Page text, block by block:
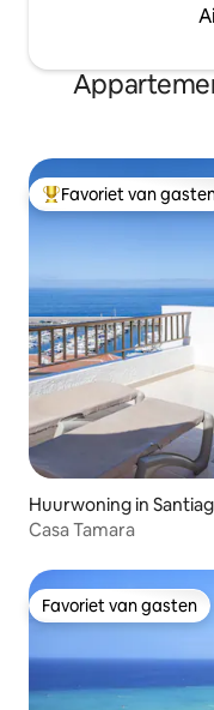
Topfavoriet van
Favoriet van
Huurwoning in
Casa Tamara
Favoriet van gasten
Favoriet van gasten